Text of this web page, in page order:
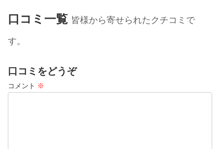
口コミ一覧 皆様から寄せられたクチコミで
す。
口コミをどうぞ
コメント ※